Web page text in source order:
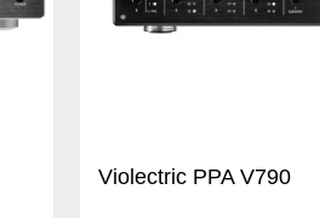
Violectric PPA V790